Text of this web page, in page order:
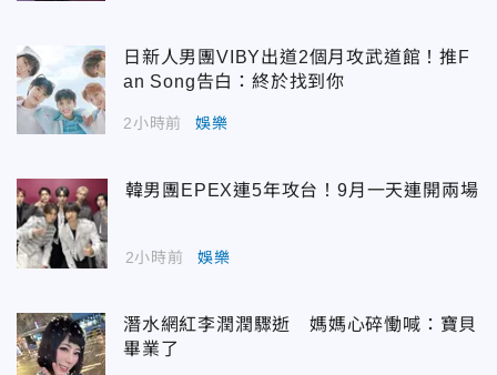
日新人男團VIBY出道2個月攻武道館！推F
an Song告白：終於找到你
2小時前 娛樂
韓男團EPEX連5年攻台！9月一天連開兩場
2小時前 娛樂
潛水網紅李潤潤驟逝 媽媽心碎慟喊：寶貝
畢業了